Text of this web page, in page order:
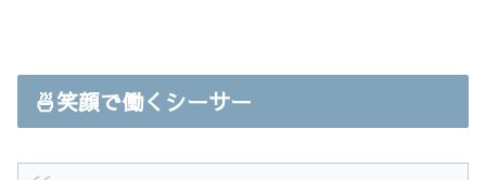
🍜笑顔で働くシーサー